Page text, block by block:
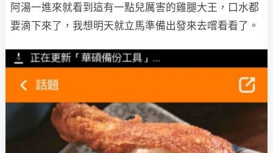
阿湯一進來就看到這有一點兒厲害的雞腿大王，口水都
要滴下來了，我想明天就立馬準備出發來去嚐看看了。